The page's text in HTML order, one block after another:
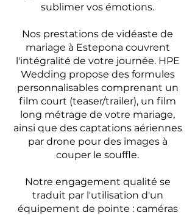
sublimer vos émotions.
Nos prestations de vidéaste de
mariage à Estepona couvrent
l'intégralité de votre journée. HPE
Wedding propose des formules
personnalisables comprenant un
film court (teaser/trailer), un film
long métrage de votre mariage,
ainsi que des captations aériennes
par drone pour des images à
couper le souffle.
Notre engagement qualité se
traduit par l'utilisation d'un
équipement de pointe : caméras